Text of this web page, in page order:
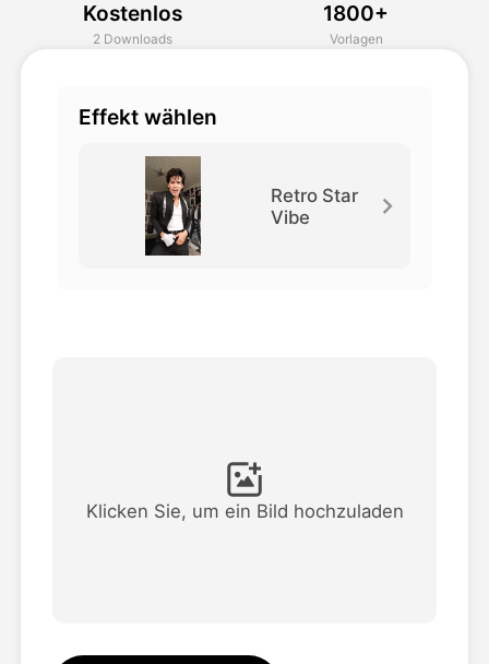
Avatar-Video
Weitere Instrumente
Kostenlos
2 Downloads
1800+
Vorlagen
Effekt wählen
Retro Star
Vibe
Klicken Sie, um ein Bild hochzuladen